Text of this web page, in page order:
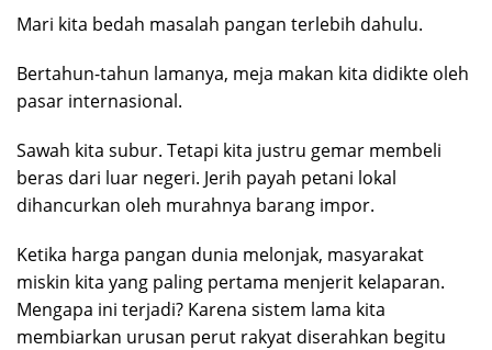
Mari kita bedah masalah pangan terlebih dahulu.
Bertahun-tahun lamanya, meja makan kita didikte oleh
pasar internasional.
Sawah kita subur. Tetapi kita justru gemar membeli
beras dari luar negeri. Jerih payah petani lokal
dihancurkan oleh murahnya barang impor.
Ketika harga pangan dunia melonjak, masyarakat
miskin kita yang paling pertama menjerit kelaparan.
Mengapa ini terjadi? Karena sistem lama kita
membiarkan urusan perut rakyat diserahkan begitu